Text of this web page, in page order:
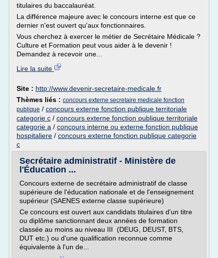
titulaires du baccalauréat.
La différence majeure avec le concours interne est que ce
dernier n'est ouvert qu'aux fonctionnaires.
Vous cherchez à exercer le métier de Secrétaire Médicale ?
Culture et Formation peut vous aider à le devenir !
Demandez à recevoir une...
Lire la suite
Site : http://www.devenir-secretaire-medicale.fr
Thèmes liés : concours externe secretaire medicale fonction
publique / concours externe fonction publique territoriale
categorie c / concours externe fonction publique territoriale
categorie a / concours interne ou externe fonction publique
hospitaliere / concours externe fonction publique categorie
c
Secrétaire administratif - Ministère de
l'Éducation ...
Concours externe de secrétaire administratif de classe
supérieure de l'éducation nationale et de l'enseignement
supérieur (SAENES externe classe supérieure)
Ce concours est ouvert aux candidats titulaires d'un titre
ou diplôme sanctionnant deux années de formation
classée au moins au niveau III (DEUG, DEUST, BTS,
DUT etc.) ou d'une qualification reconnue comme
équivalente à l'un de...